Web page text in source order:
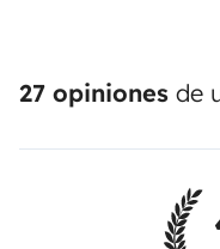
27 opiniones de